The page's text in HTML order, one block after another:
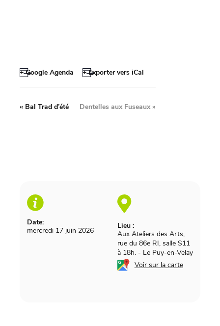
+ Google Agenda + Exporter vers iCal
Date:
mercredi 17 juin 2026
Lieu :
Aux Ateliers des Arts,
rue du 86e RI, salle S11
à 18h. - Le Puy-en-Velay
Voir sur la carte
« Bal Trad d’été Dentelles aux Fuseaux»